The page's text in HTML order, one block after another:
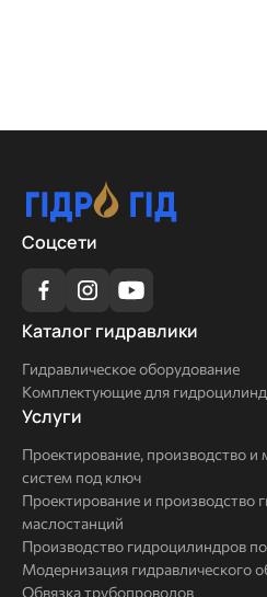
Соцсети
Каталог
Каталог гидравлики
Гидравлическое оборудование
Комплектующие для
Услуги
Услуги
Проектирование, производство и
систем под ключ
Проектирование и производство
маслостанций
Производство гидроцилиндров
Модернизация гидравлического
Обвязка трубопроводов